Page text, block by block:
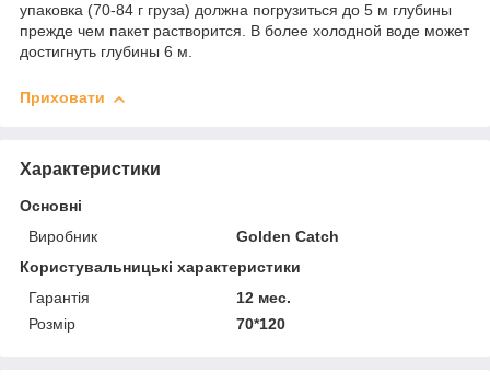
упаковка (70-84 г груза) должна погрузиться до 5 м глубины
прежде чем пакет растворится. В более холодной воде может
достигнуть глубины 6 м.
Приховати
Характеристики
Основні
Виробник
Golden Catch
Користувальницькі характеристики
Гарантія
12 мес.
Розмір
70*120